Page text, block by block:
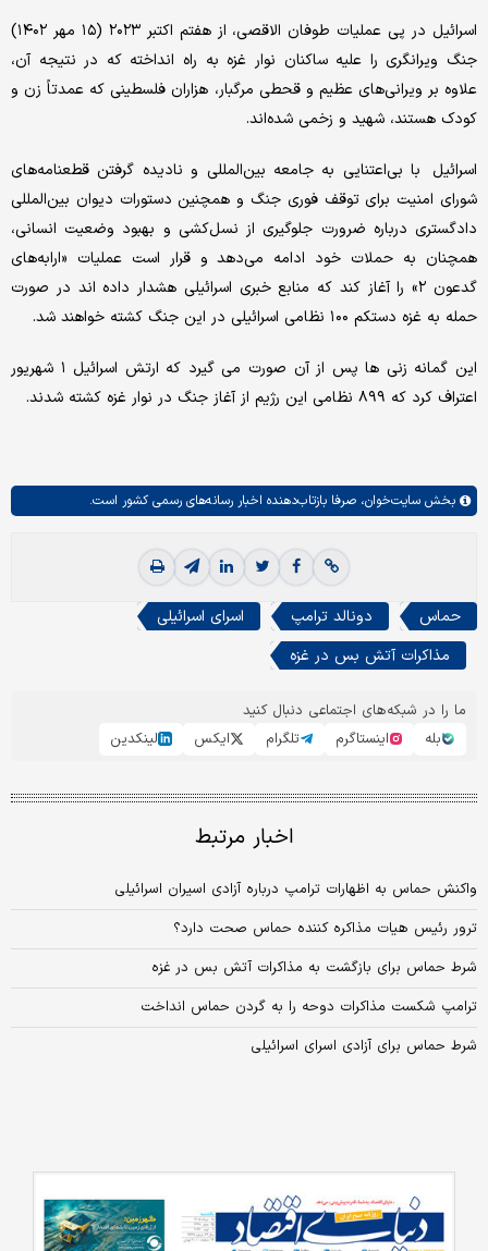
اسرائیل در پی عملیات طوفان الاقصی، از هفتم اکتبر ۲۰۲۳ (۱۵ مهر ۱۴۰۲)
جنگ ویرانگری را علیه ساکنان نوار غزه به راه انداخته که در نتیجه آن،
علاوه بر ویرانی‌های عظیم و قحطی مرگبار، هزاران فلسطینی که عمدتاً زن و
کودک هستند، شهید و زخمی شده‌اند.
اسرائیل با بی‌اعتنایی به جامعه بین‌المللی و نادیده گرفتن قطعنامه‌های
شورای امنیت برای توقف فوری جنگ و همچنین دستورات دیوان بین‌المللی
دادگستری درباره ضرورت جلوگیری از نسل‌کشی و بهبود وضعیت انسانی،
همچنان به حملات خود ادامه می‌دهد و قرار است عملیات «ارابه‌های
گدعون ۲» را آغاز کند که منابع خبری اسرائیلی هشدار داده اند در صورت
حمله به غزه دستکم ۱۰۰ نظامی اسرائیلی در این جنگ کشته خواهند شد.
این گمانه زنی ها پس از آن صورت می گیرد که ارتش اسرائیل ۱ شهریور
اعتراف کرد که ۸۹۹ نظامی این رژیم از آغاز جنگ در نوار غزه کشته شدند.
بخش سایت‌خوان، صرفا بازتاب‌دهنده اخبار رسانه‌های رسمی کشور است.
حماس دونالد ترامپ
اسرای اسرائیلی
مذاکرات آتش بس در غزه
ما را در شبکه‌های اجتماعی دنبال کنید
بله
اینستاگرم تلگرام ایکس لینکدین
اخبار مرتبط
واکنش حماس به اظهارات ترامپ درباره آزادی اسیران اسرائیلی
ترور رئیس هیات مذاکره کننده حماس صحت دارد؟
شرط حماس برای بازگشت به مذاکرات آتش بس در غزه
ترامپ شکست مذاکرات دوحه را به گردن حماس انداخت
شرط حماس برای آزادی اسرای اسرائیلی